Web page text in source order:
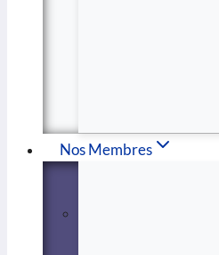
Nos Membres